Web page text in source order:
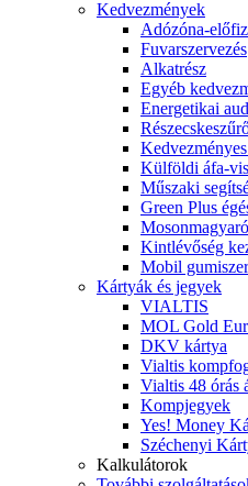
Kedvezmények
Adózóna-
Fuvarszervezés
Alkatrész
Egyéb
Energetikai
Külföldi áfa-
Műszaki
Green Plus
Kintlévőség
Mobil
Kártyák és jegyek
VIALTIS
MOL Gold
DKV kártya
Vialtis
Vialtis 48 órás
Kompjegyek
Yes! Money
Széchenyi
Kalkulátorok